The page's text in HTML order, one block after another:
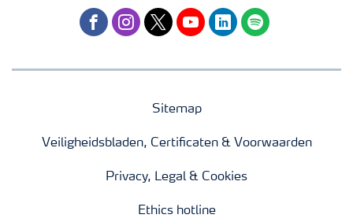
facebookinstagram
twitteryoutubelinkedinspotify
Sitemap
Veiligheidsbladen, Certificaten & Voorwaarden
Privacy, Legal & Cookies
Ethics hotline